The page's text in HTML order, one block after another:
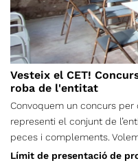
Vesteix el CET!
roba de l'entitat
Convoquem un concurs
representi el conjunt de
peces i complements.
puguem portar persones de
Límit de presentació de